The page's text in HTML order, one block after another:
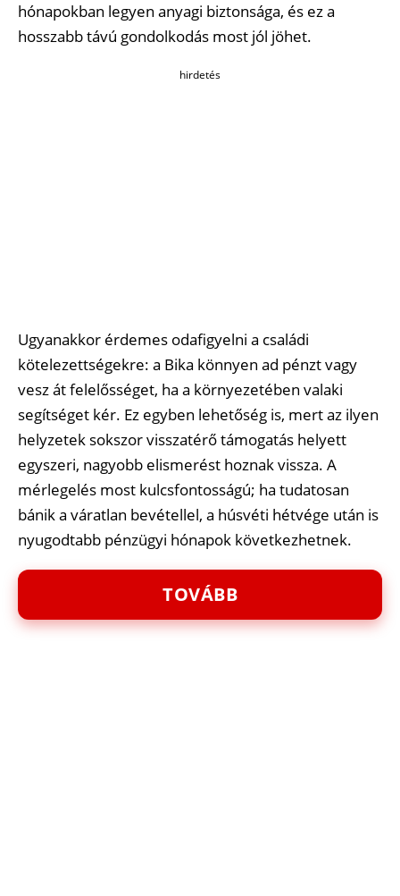
hónapokban legyen anyagi biztonsága, és ez a
hosszabb távú gondolkodás most jól jöhet.
hirdetés
Ugyanakkor érdemes odafigyelni a családi
kötelezettségekre: a Bika könnyen ad pénzt vagy
vesz át felelősséget, ha a környezetében valaki
segítséget kér. Ez egyben lehetőség is, mert az ilyen
helyzetek sokszor visszatérő támogatás helyett
egyszeri, nagyobb elismerést hoznak vissza. A
mérlegelés most kulcsfontosságú; ha tudatosan
bánik a váratlan bevétellel, a húsvéti hétvége után is
nyugodtabb pénzügyi hónapok következhetnek.
TOVÁBB